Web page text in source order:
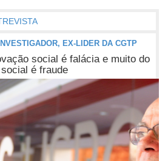
EX-LIDER DA CGTP
social é falácia e muito do
é fraude